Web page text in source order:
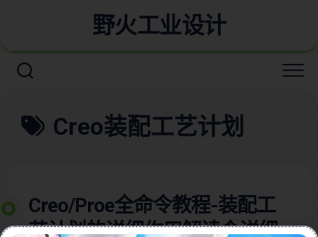
野火工业设计
Creo装配工艺计划
Creo/Proe全命令教程-装配工
艺计划的详细作用解读含详细